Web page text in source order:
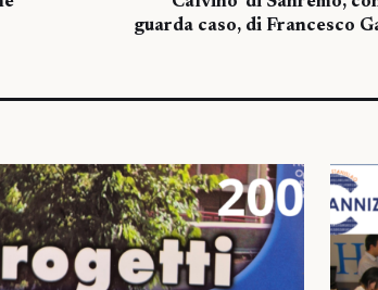
guarda caso, di Francesco